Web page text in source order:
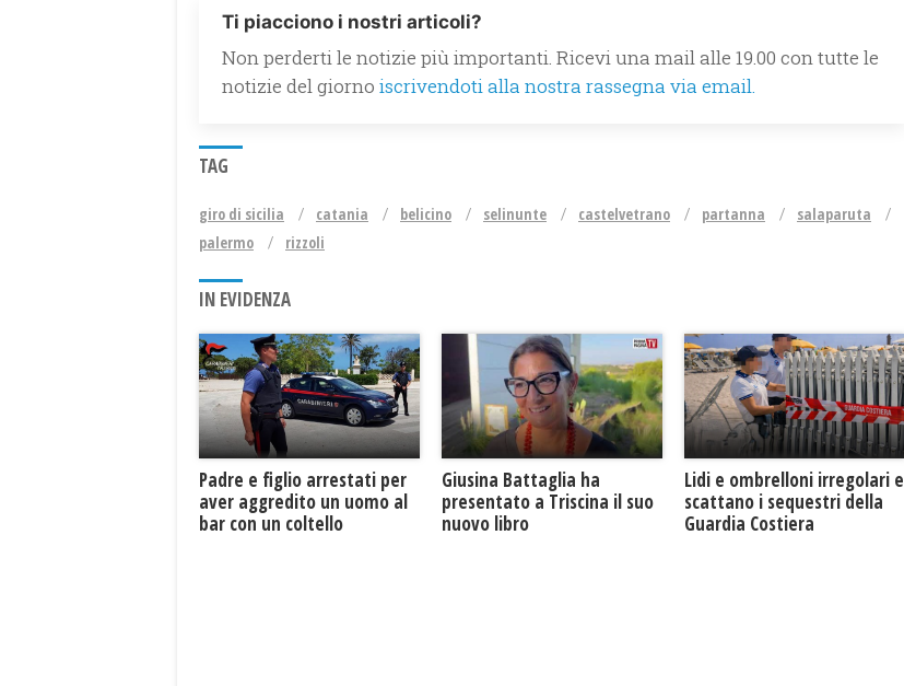
Ti piacciono i nostri articoli?
Non perderti le notizie più importanti. Ricevi una mail alle 19.00 con tutte le
notizie del giorno iscrivendoti alla nostra rassegna via email.
TAG
giro di sicilia catania belicino selinunte castelvetrano partanna
salaparuta
palermo
rizzoli
IN EVIDENZA
Padre e figlio arrestati per
aver aggredito un uomo al
bar con un coltello
Giusina Battaglia ha
presentato a Triscina il suo
nuovo libro
Lidi e ombrelloni irregolari e
scattano i sequestri della
Guardia Costiera